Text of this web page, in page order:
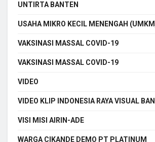
UNTIRTA BANTEN
USAHA MIKRO KECIL MENENGAH
VAKSINASI MASSAL COVID-19
VAKSINASI MASSAL COVID-19
VIDEO
VIDEO KLIP INDONESIA RAYA VISUAL
VISI MISI AIRIN-ADE
WARGA CIKANDE DEMO PT PLATINUM